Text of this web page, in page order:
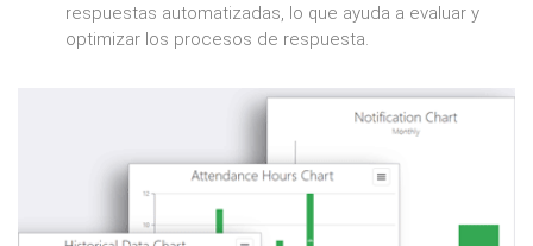
respuestas automatizadas, lo que ayuda a evaluar y
optimizar los procesos de respuesta.